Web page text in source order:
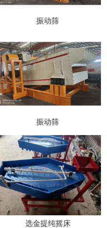
振动筛
振动筛
选金提纯摇床